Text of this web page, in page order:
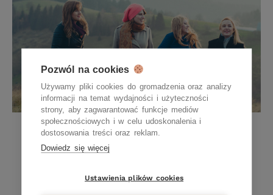
Wrażliwa czy alergiczna? Co tak
naprawdę trapi moją skórę?
Pozwól na cookies
Używamy pliki cookies do gromadzenia oraz analizy
informacji na temat wydajności i użyteczności
strony, aby zagwarantować funkcje mediów
społecznościowych i w celu udoskonalenia i
dostosowania treści oraz reklam.
Dowiedz się więcej
Ustawienia plików cookies